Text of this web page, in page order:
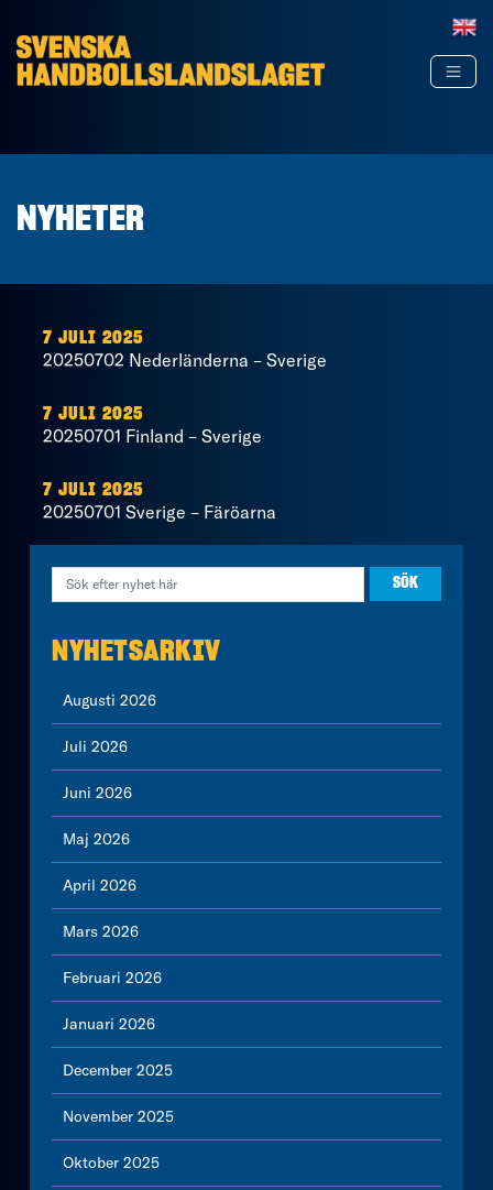
NYHETER
7 JULI 2025
20250702 Nederländerna – Sverige
7 JULI 2025
20250701 Finland – Sverige
7 JULI 2025
20250701 Sverige – Färöarna
NYHETSARKIV
Augusti 2026
Juli 2026
Juni 2026
Maj 2026
April 2026
Mars 2026
Februari 2026
Januari 2026
December 2025
November 2025
Oktober 2025